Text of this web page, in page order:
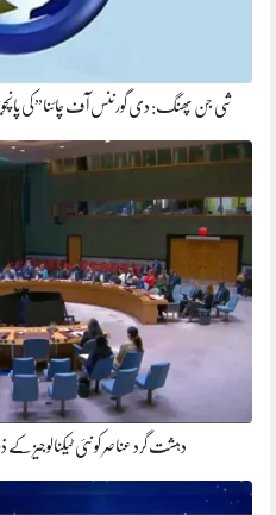
شی جن پھنگ: دی گورننس آف چائنا”کی
دہشت گرد عناصر کو نئی ٹیکنالوجیز